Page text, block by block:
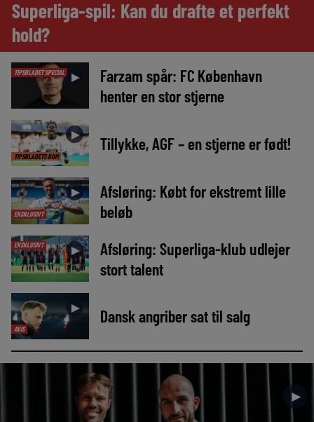
Superliga-spil: Kan du drafte et perfekt
hold?
TIPSBLADET SPECIAL ►
Farzam spår: FC København
henter en stor stjerne
TIPSBLADETS DOM
► Tillykke, AGF – en stjerne er født!
EKSKLUSIVT
►
Afsløring: Købt for ekstremt lille
beløb
EKSKLUSIVT ►
Afsløring: Superliga-klub udlejer
stort talent
AVIS
► Dansk angriber sat til salg
►